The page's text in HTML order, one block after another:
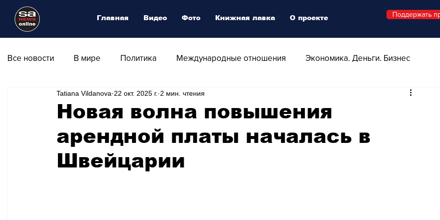
Все новости В мире Политика Международные отношения Экономика. Деньги. Бизнес
Общество Армия Аналитика Наука и Технологии
Транспорт Культура Магия искусства Swiss Афиша Стиль Стильный четверг
Новая волна повышения
арендной платы началась в
Швейцарии
Tatiana Vildanova 22 окт. 2025 г. 2 мин. чтения
Главная Видео Фото Книжная лавка О проекте Поддержать